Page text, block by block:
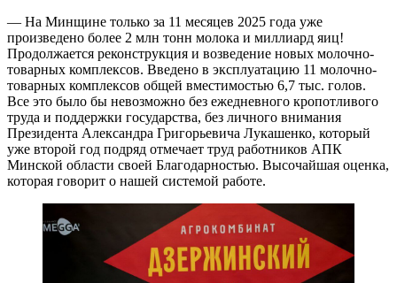
— На Минщине только за 11 месяцев 2025 года уже
произведено более 2 млн тонн молока и миллиард яиц!
Продолжается реконструкция и возведение новых молочно-
товарных комплексов. Введено в эксплуатацию 11 молочно-
товарных комплексов общей вместимостью 6,7 тыс. голов.
Все это было бы невозможно без ежедневного кропотливого
труда и поддержки государства, без личного внимания
Президента Александра Григорьевича Лукашенко, который
уже второй год подряд отмечает труд работников АПК
Минской области своей Благодарностью. Высочайшая оценка,
которая говорит о нашей системой работе.